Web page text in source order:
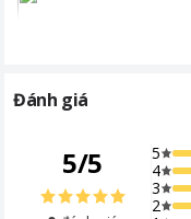
Đánh giá
5/5
5
4
3
2